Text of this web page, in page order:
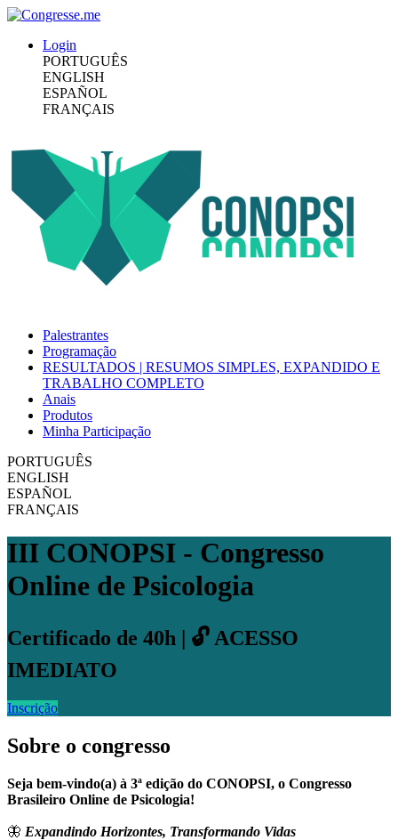
Login
PORTUGUÊS
ENGLISH
ESPAÑOL
FRANÇAIS
Palestrantes
Programação
RESULTADOS | RESUMOS SIMPLES, EXPANDIDO E
TRABALHO COMPLETO
Anais
Produtos
Minha Participação
PORTUGUÊS
ENGLISH
ESPAÑOL
FRANÇAIS
III CONOPSI - Congresso
Online de Psicologia
Certificado de 40h | 🔓 ACESSO
IMEDIATO
Inscrição
Sobre o congresso
Seja bem-vindo(a) à 3ª edição do CONOPSI, o Congresso
Brasileiro Online de Psicologia!
🦋 Expandindo Horizontes, Transformando Vidas